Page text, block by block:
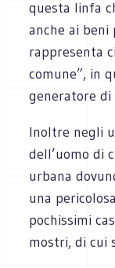
questa linfa
anche ai beni
rappresenta
comune”, in
generatore di
Inoltre negli
dell’uomo di
urbana
una
pochissimi
mostri, di cui